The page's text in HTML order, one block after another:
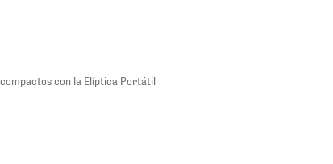
con la Elíptica Portátil